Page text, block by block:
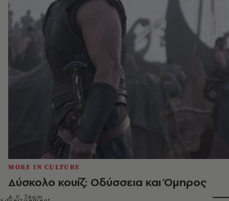
MORE IN CULTURE
Δύσκολο κουίζ: Οδύσσεια και Όμηρος
A.V. Team